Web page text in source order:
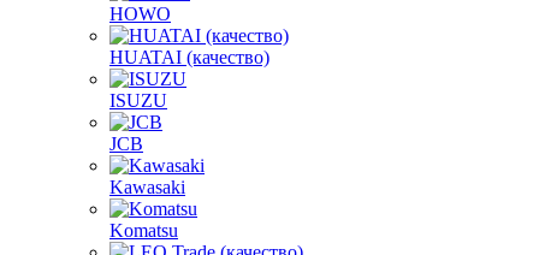
HOWO
HUATAI (качество)
ISUZU
JCB
Kawasaki
Komatsu